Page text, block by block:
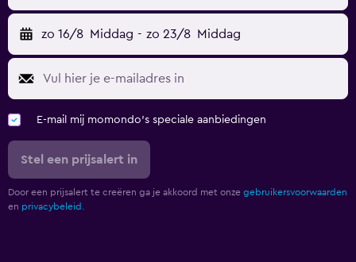
zo 16/8 Middag - zo 23/8 Middag
E-mail mij momondo's speciale aanbiedingen
Stel een prijsalert in
Door een prijsalert te creëren ga je akkoord met onze gebruikersvoorwaarden
en privacybeleid.